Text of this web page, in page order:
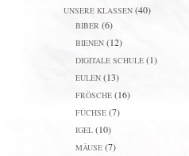
UNSERE KLASSEN(40)
BIBER (6)
BIENEN(12)
DIGITALE SCHULE(1)
EULEN(13)
FRÖSCHE(16)
FÜCHSE(7)
IGEL(10)
MÄUSE(7)